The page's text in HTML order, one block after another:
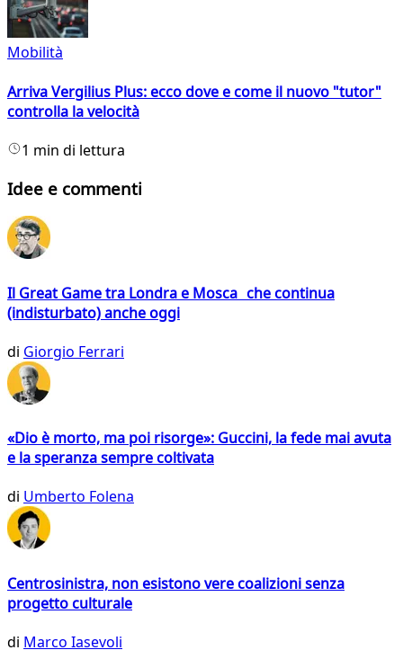
Mobilità
Arriva Vergilius Plus: ecco dove e come il nuovo "tutor"
controlla la velocità
1 min di lettura
Idee e commenti
Il Great Game tra Londra e Mosca che continua
(indisturbato) anche oggi
di Giorgio Ferrari
«Dio è morto, ma poi risorge»: Guccini, la fede mai avuta
e la speranza sempre coltivata
di Umberto Folena
Centrosinistra, non esistono vere coalizioni senza
progetto culturale
di Marco Iasevoli